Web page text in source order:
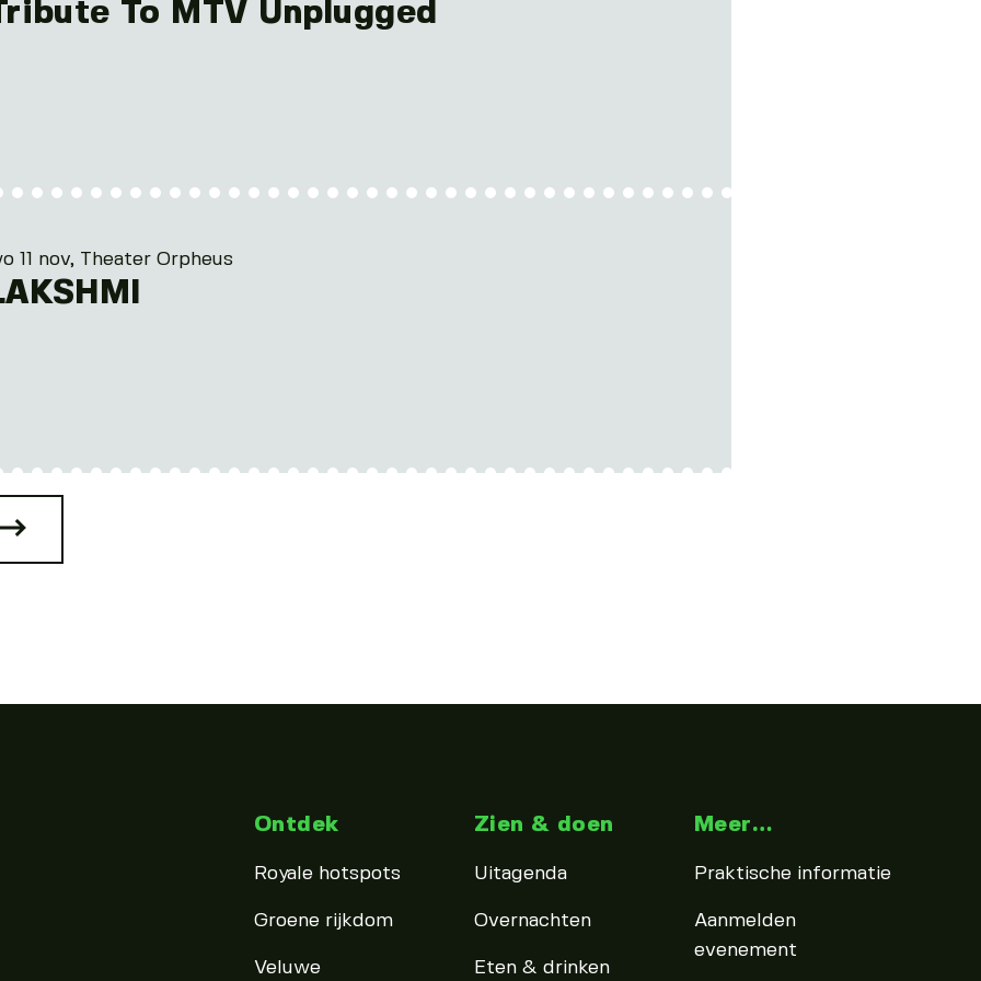
To MTV Unplugged
11 nov, Theater Orpheus
Ontdek
Royale hotspots
Groene rijkdom
Veluwe
Zien & doen
Uitagenda
Overnachten
Eten & drinken
Meer…
Praktische informatie
Aanmelden
evenement